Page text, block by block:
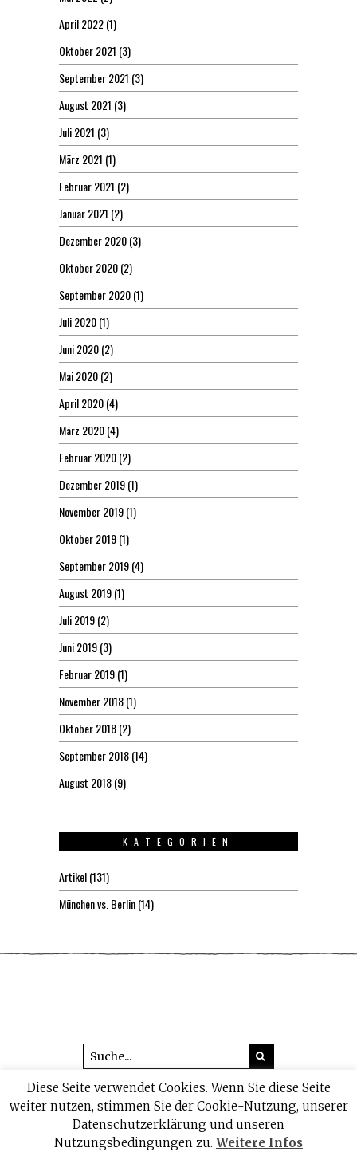
April 2022(1)
Oktober 2021 (3)
September 2021 (3)
August 2021 (3)
Juli 2021 (3)
März 2021 (1)
Februar 2021 (2)
Januar 2021 (2)
Dezember 2020(3)
Oktober 2020(2)
September 2020(1)
Juli 2020(1)
Juni 2020(2)
Mai 2020(2)
April 2020(4)
März 2020(4)
Februar 2020(2)
Dezember 2019(1)
November 2019(1)
Oktober 2019(1)
September 2019(4)
August 2019(1)
Juli 2019(2)
Juni 2019(3)
Februar 2019(1)
November 2018(1)
Oktober 2018(2)
September 2018(14)
August 2018(9)
KATEGORIEN
Artikel(131)
München vs. Berlin(14)
© 2026 headline1.de
IMPRESSUM DATENSCHUTZ
Diese Seite verwendet Cookies. Wenn Sie diese Seite
weiter nutzen, stimmen Sie der Cookie-Nutzung, unserer
Datenschutzerklärung und unseren
Nutzungsbedingungen zu. Weitere Infos